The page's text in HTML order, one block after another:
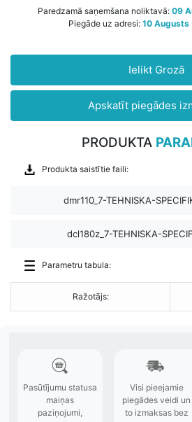
Paredzamā saņemšana noliktavā: 09
Piegāde uz adresi: 10 Augusts
Ielikt Grozā
Apskatīt piegādes
PRODUKTA
Produkta saistītie faili:
dmr110_7-TEHNISKA-
dcl180z_7-TEHNISKA-
Parametru tabula:
Ražotājs: